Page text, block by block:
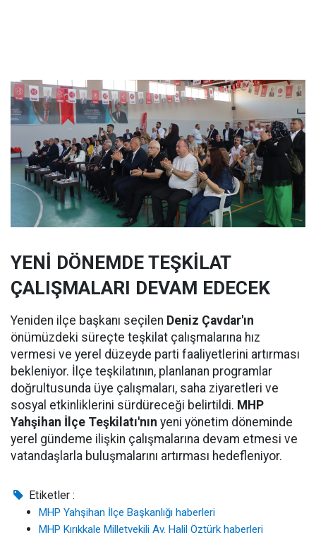
YENİ DÖNEMDE TEŞKİLAT
ÇALIŞMALARI DEVAM EDECEK
Yeniden ilçe başkanı seçilen Deniz Çavdar'ın
önümüzdeki süreçte teşkilat çalışmalarına hız
vermesi ve yerel düzeyde parti faaliyetlerini artırması
bekleniyor. İlçe teşkilatının, planlanan programlar
doğrultusunda üye çalışmaları, saha ziyaretleri ve
sosyal etkinliklerini sürdüreceği belirtildi. MHP
Yahşihan İlçe Teşkilatı'nın yeni yönetim döneminde
yerel gündeme ilişkin çalışmalarına devam etmesi ve
vatandaşlarla buluşmalarını artırması hedefleniyor.
Etiketler :
MHP Yahşihan İlçe Başkanlığı haberleri
MHP Kırıkkale Milletvekili Av. Halil Öztürk haberleri